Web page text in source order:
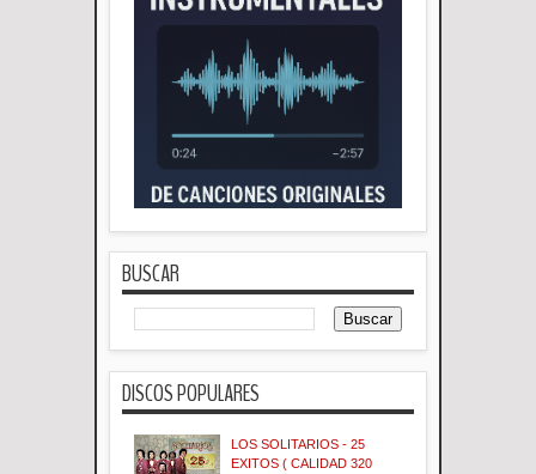
BUSCAR
DISCOS POPULARES
LOS SOLITARIOS - 25
EXITOS ( CALIDAD 320